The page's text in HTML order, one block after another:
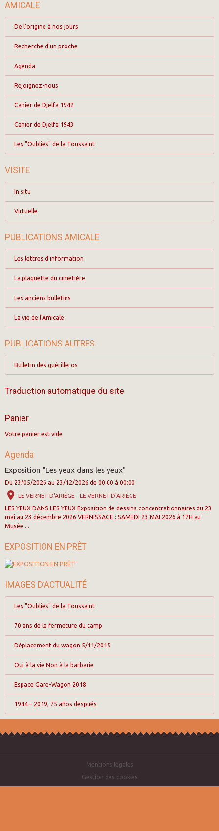
AMICALE
De l'origine à nos jours
Recherche d'un proche
Agenda
Rejoignez-nous
Cahier de Djelfa 1942
Cahier de Djelfa 1943
Les "Oubliés" de la Toussaint
VISITE
In situ
Virtuelle
PUBLICATIONS AMICALE
Les lettres d'information
La plaquette du cimetière
Les anciens bulletins
La vie de l'Amicale
PUBLICATIONS AUTRES
Bulletin des guérilleros
Traduction automatique du site
Panier
Votre panier est vide
Agenda
Exposition "Les yeux dans les yeux"
Du 23/05/2026 au 23/12/2026 de 00:00 à 00:00
LE VERNET D'ARIÈGE - LE VERNET D'ARIÈGE
LES YEUX DANS LES YEUX Exposition de dessins concentrationnaires du 23
mai au 23 décembre 2026 VERNISSAGE : SAMEDI 23 MAI 2026 à 17H au
Musée ...
EXPOSITION EN PRÊT
IMAGES D’ACTUALITÉ
Les "Oubliés" de la Toussaint
70 ans de la fermeture du camp
Déplacement du wagon 5/11/2015
Oui à la vie Non à la barbarie
Espace Gare-Wagon 2018
1944 – 2019, 75 años después
Mentions légales
Gestion des cookies